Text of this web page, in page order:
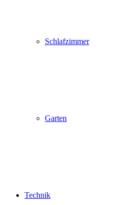
Schlafzimmer
Garten
Technik